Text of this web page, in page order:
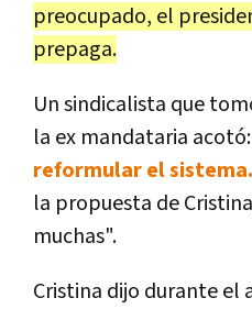
preocupado, el
prepaga.
Un sindicalista que
la ex mandataria
reformular el sistema.
la propuesta de
muchas".
Cristina dijo durante el